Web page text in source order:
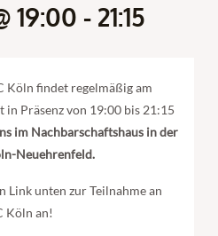
19:00 - 21:15
Köln findet regelmäßig am
Präsenz von 19:00 bis 21:15
im Nachbarschaftshaus in der
Neuehrenfeld.
Link unten zur Teilnahme an
Köln an!